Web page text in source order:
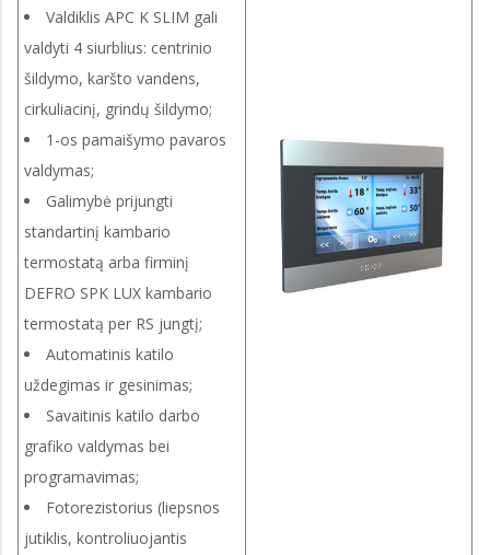
Valdiklis APC K SLIM gali
valdyti 4 siurblius: centrinio
šildymo, karšto vandens,
cirkuliacinį, grindų šildymo;
1-os pamaišymo pavaros
valdymas;
Galimybė prijungti
standartinį kambario
termostatą arba firminį
DEFRO SPK LUX kambario
termostatą per RS jungtį;
Automatinis katilo
uždegimas ir gesinimas;
Savaitinis katilo darbo
grafiko valdymas bei
programavimas;
Fotorezistorius (liepsnos
jutiklis, kontroliuojantis